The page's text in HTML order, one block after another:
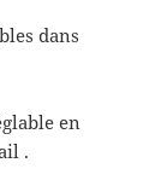
dans
en
.